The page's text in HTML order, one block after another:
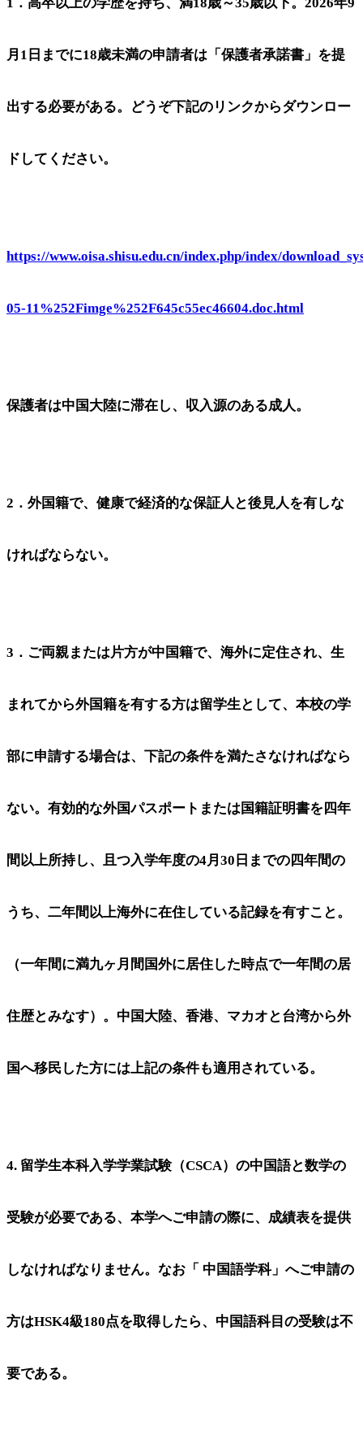
月1日までに18歳未満の申請者は「保護者承諾書」を提
出する必要がある。どうぞ下記のリンクからダウンロー
ドしてください。
https://www.oisa.shisu.edu.cn/index.php/index/
05-11%252Fimge%252F645c55ec46604.doc.html
保護者は中国大陸に滞在し、収入源のある成人。
2．外国籍で、健康で経済的な保証人と後見人を有しな
ければならない。
3．ご両親または片方が中国籍で、海外に定住され、生
まれてから外国籍を有する方は留学生として、本校の学
部に申請する場合は、下記の条件を満たさなければなら
ない。有効的な外国パスポートまたは国籍証明書を四年
間以上所持し、且つ入学年度の4月30日までの四年間の
うち、二年間以上海外に在住している記録を有すこと。
（一年間に満九ヶ月間国外に居住した時点で一年間の居
住歴とみなす）。中国大陸、香港、マカオと台湾から外
国へ移民した方には上記の条件も適用されている。
4. 留学生本科入学学業試験（CSCA）の中国語と数学の
受験が必要である、本学へご申請の際に、成績表を提供
しなければなりません。なお「 中国語学科」へご申請の
方はHSK4級180点を取得したら、中国語科目の受験は不
要である。